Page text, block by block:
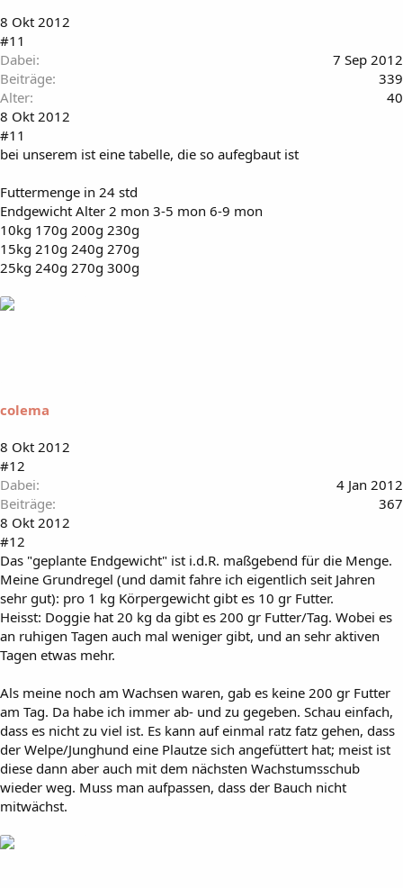
8 Okt 2012
#11
Dabei
7 Sep 2012
Beiträge
339
Alter
40
8 Okt 2012
#11
bei unserem ist eine tabelle, die so aufegbaut ist
Futtermenge in 24 std
Endgewicht Alter 2 mon 3-5 mon 6-9 mon
10kg 170g 200g 230g
15kg 210g 240g 270g
25kg 240g 270g 300g
colema
8 Okt 2012
#12
Dabei
4 Jan 2012
Beiträge
367
8 Okt 2012
#12
Das "geplante Endgewicht" ist i.d.R. maßgebend für die Menge.
Meine Grundregel (und damit fahre ich eigentlich seit Jahren
sehr gut): pro 1 kg Körpergewicht gibt es 10 gr Futter.
Heisst: Doggie hat 20 kg da gibt es 200 gr Futter/Tag. Wobei es
an ruhigen Tagen auch mal weniger gibt, und an sehr aktiven
Tagen etwas mehr.
Als meine noch am Wachsen waren, gab es keine 200 gr Futter
am Tag. Da habe ich immer ab- und zu gegeben. Schau einfach,
dass es nicht zu viel ist. Es kann auf einmal ratz fatz gehen, dass
der Welpe/Junghund eine Plautze sich angefüttert hat; meist ist
diese dann aber auch mit dem nächsten Wachstumsschub
wieder weg. Muss man aufpassen, dass der Bauch nicht
mitwächst.